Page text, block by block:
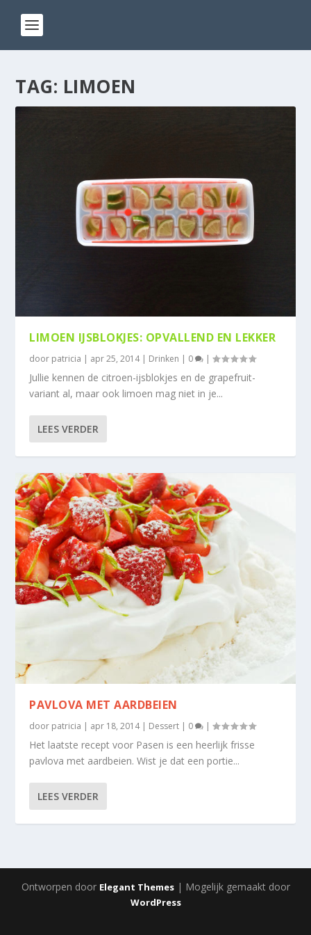
TAG: LIMOEN
LIMOEN IJSBLOKJES: OPVALLEND EN LEKKER
door patricia | apr 25, 2014| Drinken | 0 |
Jullie kennen de citroen-ijsblokjes en de grapefruit-
variant al, maar ook limoen mag niet in je...
LEES VERDER
PAVLOVA MET AARDBEIEN
door patricia | apr 18, 2014| Dessert | 0 |
Het laatste recept voor Pasen is een heerlijk frisse
pavlova met aardbeien. Wist je dat een portie...
LEES VERDER
Ontworpen door Elegant Themes| Mogelijk gemaakt door
WordPress